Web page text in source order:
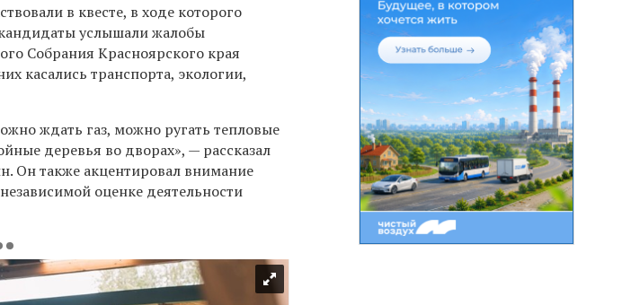
в квесте, в ходе которого
услышали жалобы
Собрания Красноярского края
касались транспорта, экологии,
ждать газ, можно ругать тепловые
деревья во дворах», — рассказал
Он также акцентировал внимание
оценке деятельности